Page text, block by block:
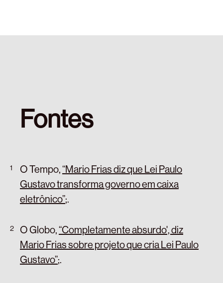
Fontes
O Tempo,“Mario Frias diz que Lei Paulo
Gustavo transforma governo em caixa
eletrônico”;.
O Globo,“Completamente absurdo', diz
Mario Frias sobre projeto que cria Lei Paulo
Gustavo”;.